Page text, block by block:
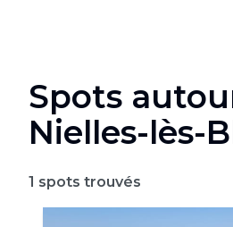
Spots
Nielles-lès-
1 spots trouvés